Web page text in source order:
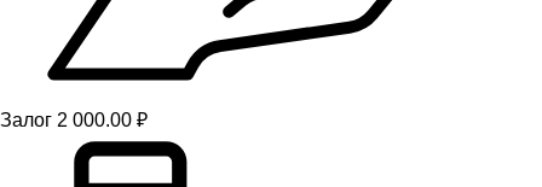
Залог 2 000.00 ₽